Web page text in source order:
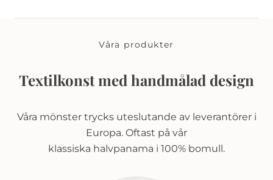
Våra produkter
Textilkonst med handmålad design
Våra mönster trycks uteslutande av leverantörer i
Europa. Oftast på vår
klassiska halvpanama i 100% bomull.